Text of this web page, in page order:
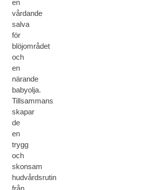
en
vårdande
salva
för
blöjområdet
och
en
närande
babyolja.
Tillsammans
skapar
de
en
trygg
och
skonsam
hudvårdsrutin
från